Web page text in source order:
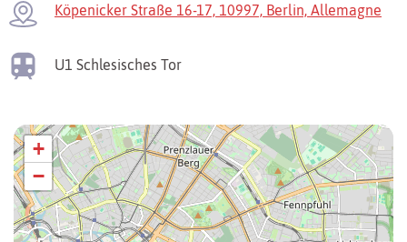
Köpenicker Straße 16-17, 10997, Berlin, Allemagne
U1 Schlesisches Tor
+
−